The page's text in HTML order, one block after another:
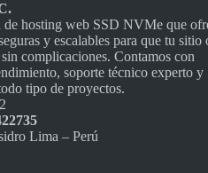
de hosting web SSD NVMe que
y escalables para que tu sitio
complicaciones. Contamos con
soporte técnico experto y
tipo de proyectos.
Lima – Perú